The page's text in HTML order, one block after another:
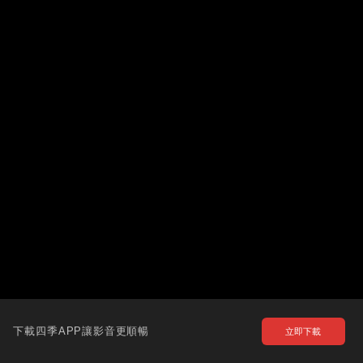
下載四季APP讓影音更順暢 立即下載